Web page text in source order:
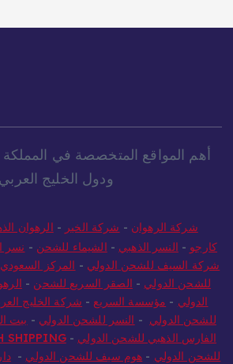
أهم المواقع المتخصصة في المملكة
شركة الرهوان شركة الخير- الرهوان
كارجو -النسر الذهبي -الشيماء للشحن-نسر
شركة السيف للشحن الدولي -المركز
للشحن الدولي-الصقر السريع للشحن-
الدولي- مؤسسة السريع-شركة الخليج
للشحن الدولي
-النسر للشحن الدولي-بيت
الفارس الذهبي للشحن الدولي-
SHIPPING